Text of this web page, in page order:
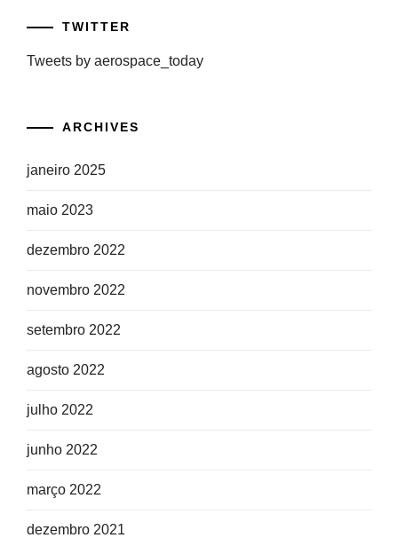
TWITTER
Tweets by aerospace_today
ARCHIVES
janeiro 2025
maio 2023
dezembro 2022
novembro 2022
setembro 2022
agosto 2022
julho 2022
junho 2022
março 2022
dezembro 2021